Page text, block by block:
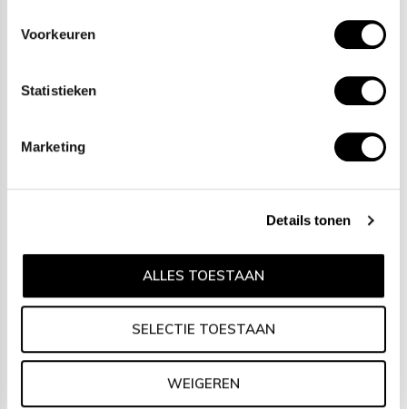
Voorkeuren
Statistieken
Marketing
Details tonen
ALLES TOESTAAN
SELECTIE TOESTAAN
WEIGEREN
gelegenheid.
Het merk
is het titanium merk van Nederland, dat zijn
oorsprong in Duitsland vindt en is opgericht in het jaar 1992.
gemaakt van 99,7% puur titanium; het bijzondere materiaal.
Het is licht in gewicht, neemt de temperatuur van de huid aan
en is zeer huidvriendelijk. Bovendien is het corrosie- en
temperatuurbestendig.
Social media
Wil jij op de hoogte blijven van nieuwe collecties, toffe